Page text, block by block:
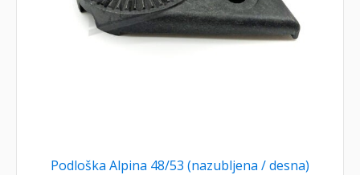
Podloška Alpina 48/53 (nazubljena / desna)